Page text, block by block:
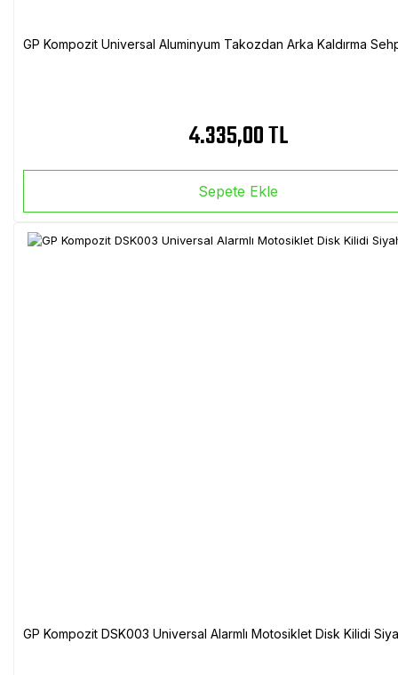
GP Kompozit Universal Aluminyum Takozdan Arka Kaldırma
4.335,00 TL
Sepete Ekle
GP Kompozit DSK003 Universal Alarmlı Motosiklet Disk Kilidi